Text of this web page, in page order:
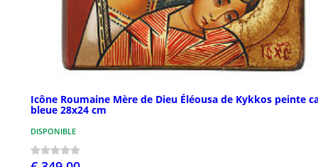
Icône Roumaine Mère de Dieu Éléousa de Kykkos peinte
bleue 28x24 cm
DISPONIBLE